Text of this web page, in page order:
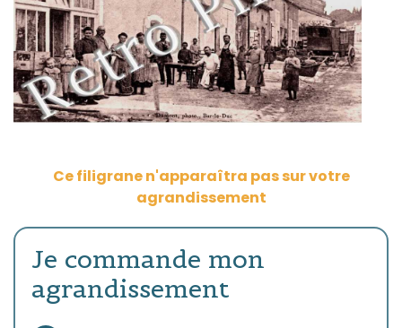
Ce filigrane n'apparaîtra pas sur votre
agrandissement
Je commande mon
agrandissement